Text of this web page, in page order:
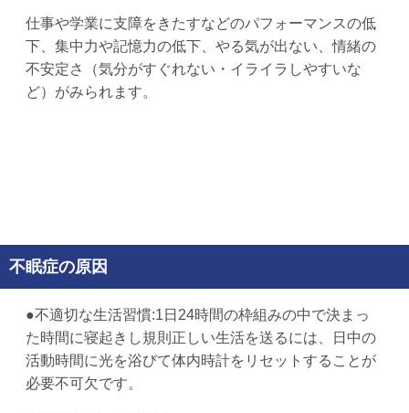
仕事や学業に支障をきたすなどのパフォーマンスの低
下、集中力や記憶力の低下、やる気が出ない、情緒の
不安定さ（気分がすぐれない・イライラしやすいな
ど）がみられます。
不眠症の原因
●不適切な生活習慣:1日24時間の枠組みの中で決まっ
た時間に寝起きし規則正しい生活を送るには、日中の
活動時間に光を浴びて体内時計をリセットすることが
必要不可欠です。